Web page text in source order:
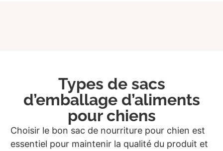
Types de sacs
d’emballage d’aliments
pour chiens
Choisir le bon sac de nourriture pour chien est
essentiel pour maintenir la qualité du produit et